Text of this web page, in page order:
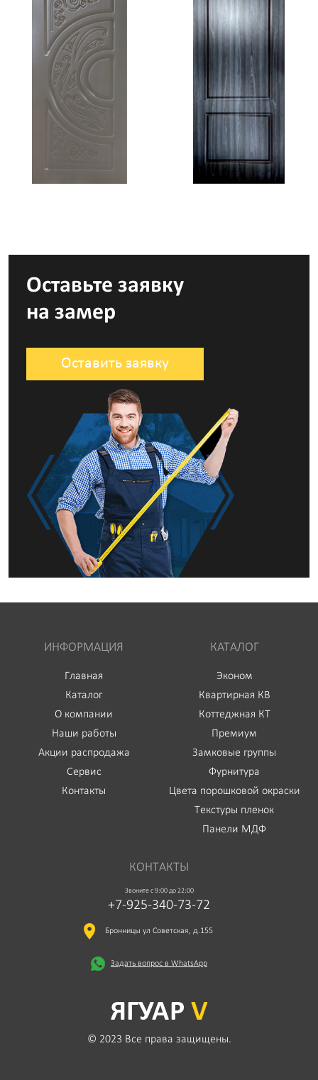
Оставьте заявку
на замер
Оставить заявку
© 2023 Все права защищены.
ИНФОРМАЦИЯ
Главная
Каталог
О компании
Наши работы
Акции распродажа
Сервис
Контакты
КАТАЛОГ
Эконом
Квартирная КВ
Коттеджная КТ
Премиум
Замковые группы
Фурнитура
Цвета порошковой окраски
Текстуры пленок
Панели МДФ
КОНТАКТЫ
Звоните с 9:00 до 22:00
+7-925-340-73-72
Задать вопрос в WhatsApp
Бронницы ул Советская, д.155